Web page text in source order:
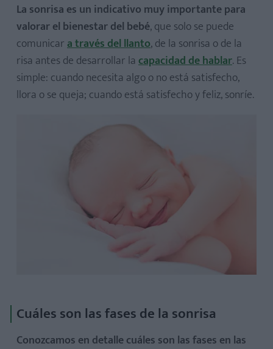
La sonrisa es un indicativo muy importante para
valorar el bienestar del bebé, que solo se puede
comunicara través del llanto, de la sonrisa o de la
risa antes de desarrollar la capacidad de hablar. Es
simple: cuando necesita algo o no está satisfecho,
llora o se queja; cuando está satisfecho y feliz, sonríe.
Cuáles son las fases de la sonrisa
Conozcamos en detalle cuáles son las fases en las